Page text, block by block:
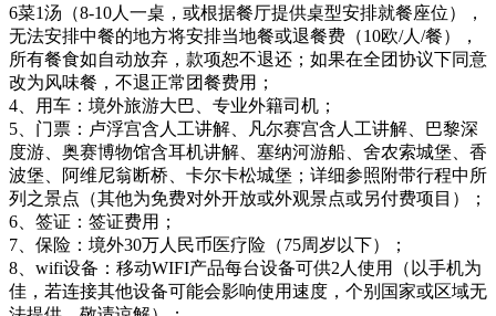
6菜1汤（8-10人一桌，或根据餐厅提供桌型安排就餐座位），
无法安排中餐的地方将安排当地餐或退餐费（10欧/人/餐），
所有餐食如自动放弃，款项恕不退还；如果在全团协议下同意
改为风味餐，不退正常团餐费用；
4、用车：境外旅游大巴、专业外籍司机；
5、门票：卢浮宫含人工讲解、凡尔赛宫含人工讲解、巴黎深
度游、奥赛博物馆含耳机讲解、塞纳河游船、舍农索城堡、香
波堡、阿维尼翁断桥、卡尔卡松城堡；详细参照附带行程中所
列之景点（其他为免费对外开放或外观景点或另付费项目）；
6、签证：签证费用；
7、保险：境外30万人民币医疗险（75周岁以下）；
8、wifi设备：移动WIFI产品每台设备可供2人使用（以手机为
佳，若连接其他设备可能会影响使用速度，个别国家或区域无